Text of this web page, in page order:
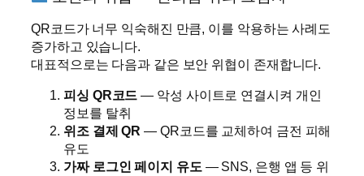
QR코드가 너무 익숙해진 만큼, 이를 악용하는 사례도
증가하고 있습니다.
대표적으로는 다음과 같은 보안 위협이 존재합니다.
피싱 QR코드 — 악성 사이트로 연결시켜 개인
정보를 탈취
위조 결제 QR — QR코드를 교체하여 금전 피해
유도
가짜 로그인 페이지 유도 — SNS, 은행 앱 등 위